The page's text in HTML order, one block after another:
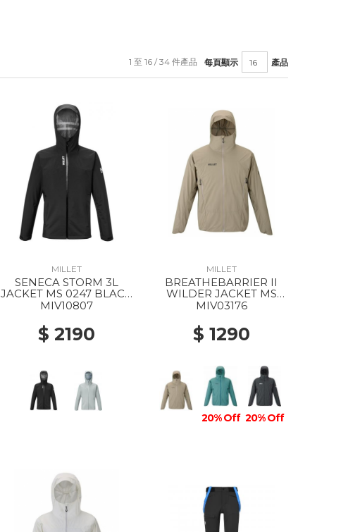
每頁顯示 產品
1 至 16 / 34 件產品
MILLET
SENECA STORM 3L
JACKET MS 0247 BLACK
- NOIR
MIV10807
$ 2190
MILLET
BREATHEBARRIER II
WILDER JACKET MS
9904 DORITE
MIV03176
$ 1290
20% Off 20% Off